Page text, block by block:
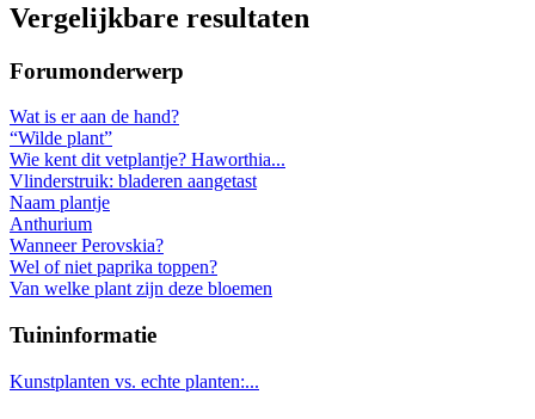
Vergelijkbare resultaten
Forumonderwerp
Wat is er aan de hand?
“Wilde plant”
Wie kent dit vetplantje? Haworthia...
Vlinderstruik: bladeren aangetast
Naam plantje
Anthurium
Wanneer Perovskia?
Wel of niet paprika toppen?
Van welke plant zijn deze bloemen
Tuininformatie
Kunstplanten vs. echte planten:...